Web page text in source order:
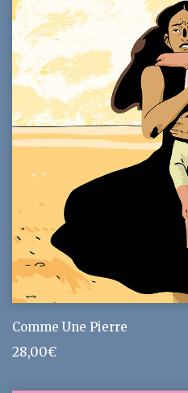
Comme Une Pierre
28,00€